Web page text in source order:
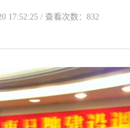
17:52:25 / 查看次数：832